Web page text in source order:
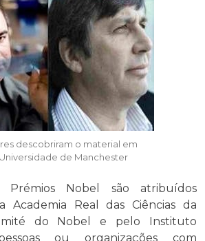
descobriram o material em
de Manchester
Prémios Nobel são atribuídos
Academia Real das Ciências da
do Nobel e pelo Instituto
ou organizações com